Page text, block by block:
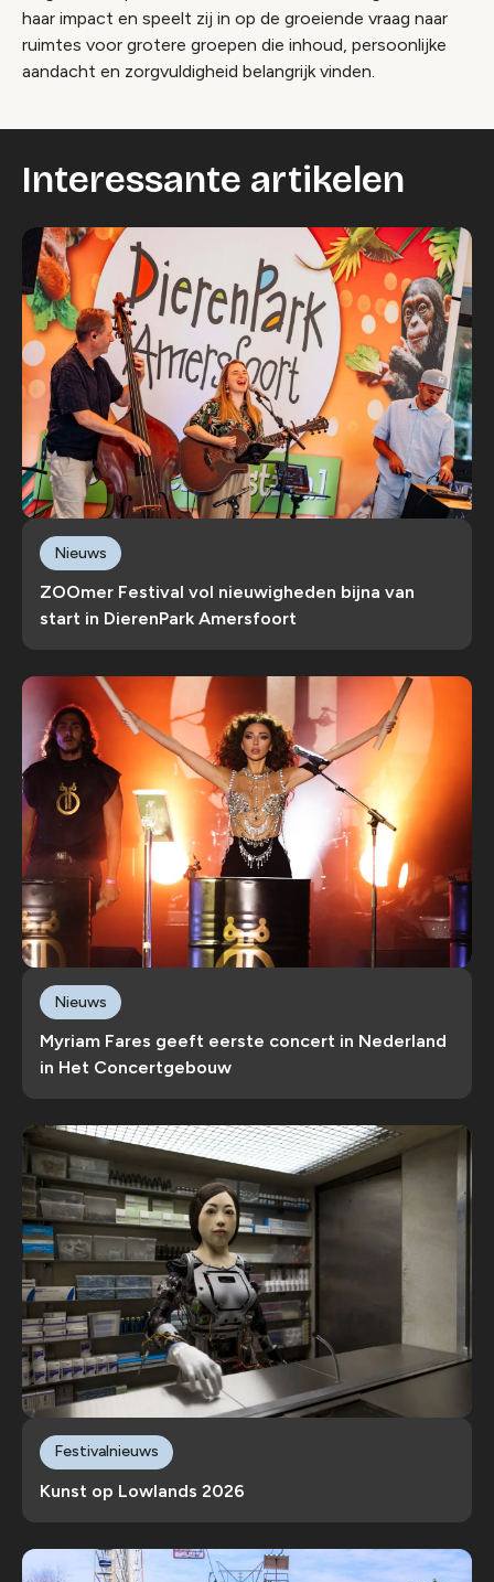
haar impact en speelt zij in op de groeiende vraag naar
ruimtes voor grotere groepen die inhoud, persoonlijke
aandacht en zorgvuldigheid belangrijk vinden.
Interessante artikelen
ZOOmer Festival vol nieuwigheden bijna van
start in DierenPark Amersfoort
Nieuws
Myriam Fares geeft eerste concert in Nederland
in Het Concertgebouw
Nieuws
Kunst op Lowlands 2026
Festivalnieuws